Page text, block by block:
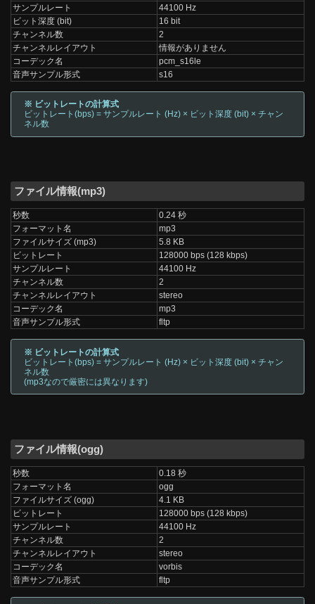
サンプルレート
44100 Hz
ビット深度 (bit)
16 bit
チャンネル数
2
チャンネルレイアウト
情報がありません
コーデック名
pcm_s16le
音声サンプル形式
s16
※ ビットレートの計算式
ビットレート(bps) = サンプルレート (Hz) × ビット深度 (bit) × チャン
ネル数
ファイル情報(mp3)
秒数
0.24 秒
フォーマット名
mp3
ファイルサイズ (mp3)
5.8 KB
ビットレート
128000 bps (128 kbps)
サンプルレート
44100 Hz
チャンネル数
2
チャンネルレイアウト
stereo
コーデック名
mp3
音声サンプル形式
fltp
※ ビットレートの計算式
ビットレート(bps) = サンプルレート (Hz) × ビット深度 (bit) × チャン
ネル数
(mp3なので厳密には異なります)
ファイル情報(ogg)
秒数
0.18 秒
フォーマット名
ogg
ファイルサイズ (ogg)
4.1 KB
ビットレート
128000 bps (128 kbps)
サンプルレート
44100 Hz
チャンネル数
2
チャンネルレイアウト
stereo
コーデック名
vorbis
音声サンプル形式
fltp